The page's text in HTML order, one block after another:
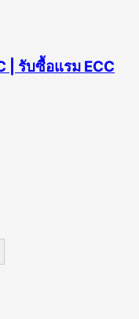
| รับซื้อแรม ECC